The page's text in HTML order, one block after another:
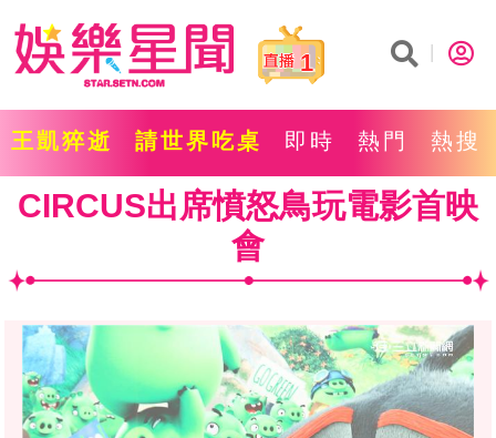
1
王凱猝逝 請世界吃桌 即時 熱門 熱搜
CIRCUS出席憤怒鳥玩電影首映
會